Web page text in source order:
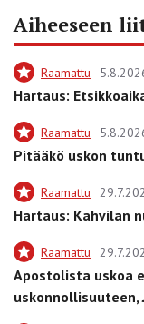
Aiheeseen
Raamattu
Hartaus:
Raamattu
Pitääkö uskon
Raamattu
Hartaus: Kahvilan
Raamattu
Apostolista uskoa
uskonnollisuuteen,